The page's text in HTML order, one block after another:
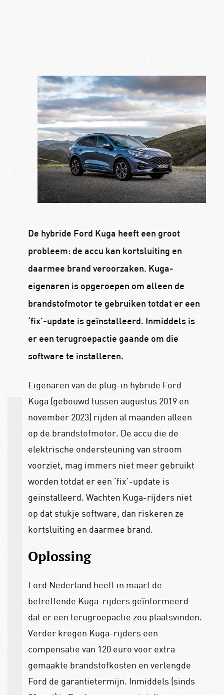
De hybride Ford Kuga heeft een groot
probleem: de accu kan kortsluiting en
daarmee brand veroorzaken. Kuga-
eigenaren is opgeroepen om alleen de
brandstofmotor te gebruiken totdat er een
‘fix’-update is geïnstalleerd. Inmiddels is
er een terugroepactie gaande om die
software te installeren.
Eigenaren van de plug-in hybride Ford
Kuga (gebouwd tussen augustus 2019 en
november 2023) rijden al maanden alleen
op de brandstofmotor. De accu die de
elektrische ondersteuning van stroom
voorziet, mag immers niet meer gebruikt
worden totdat er een ‘fix’-update is
geïnstalleerd. Wachten Kuga-rijders niet
op dat stukje software, dan riskeren ze
kortsluiting en daarmee brand.
Oplossing
Ford Nederland heeft in maart de
betreffende Kuga-rijders geïnformeerd
dat er een terugroepactie zou plaatsvinden.
Verder kregen Kuga-rijders een
compensatie van 120 euro voor extra
gemaakte brandstofkosten en verlengde
Ford de garantietermijn. Inmiddels (sinds